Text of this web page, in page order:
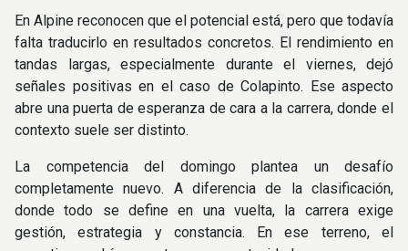
En Alpine reconocen que el potencial está, pero que todavía
falta traducirlo en resultados concretos. El rendimiento en
tandas largas, especialmente durante el viernes, dejó
señales positivas en el caso de Colapinto. Ese aspecto
abre una puerta de esperanza de cara a la carrera, donde el
contexto suele ser distinto.
La competencia del domingo plantea un desafío
completamente nuevo. A diferencia de la clasificación,
donde todo se define en una vuelta, la carrera exige
gestión, estrategia y constancia. En ese terreno, el